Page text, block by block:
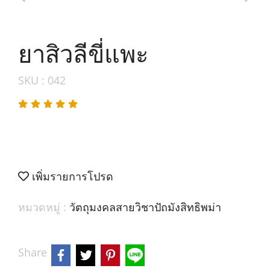
ยาสิวลีขี่แพะ
SKU : 042
เพิ่มรายการโปรด
หมวดหมู่ : วัตถุมงคลสายวิชาปัถมังสิทธิพม่า
Share